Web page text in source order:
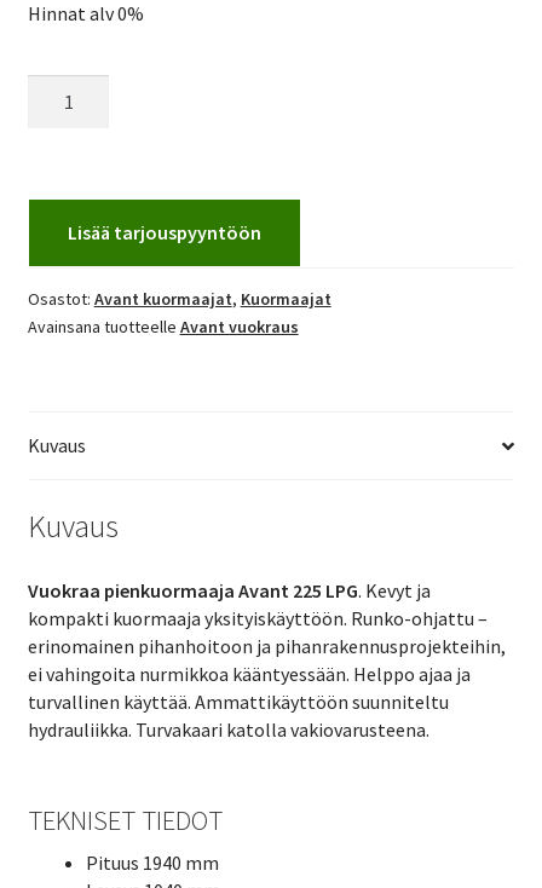
Hinnat alv 0%
Avant
määrä
Lisää tarjouspyyntöön
Osastot: Avant kuormaajat, Kuormaajat
Avainsana tuotteelle Avant vuokraus
Kuvaus
Kuvaus
Vuokraa pienkuormaaja Avant 225 LPG. Kevyt ja
kompakti kuormaaja yksityiskäyttöön. Runko-ohjattu –
erinomainen pihanhoitoon ja pihanrakennusprojekteihin,
ei vahingoita nurmikkoa kääntyessään. Helppo ajaa ja
turvallinen käyttää. Ammattikäyttöön suunniteltu
hydrauliikka. Turvakaari katolla vakiovarusteena.
TEKNISET TIEDOT
Pituus 1940 mm